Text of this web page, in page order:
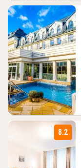
8.2